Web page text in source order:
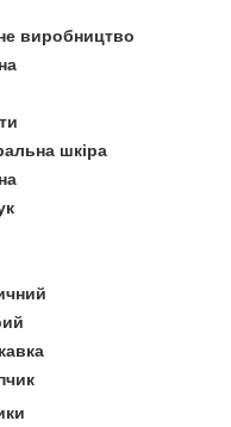
виробництво
шкіра